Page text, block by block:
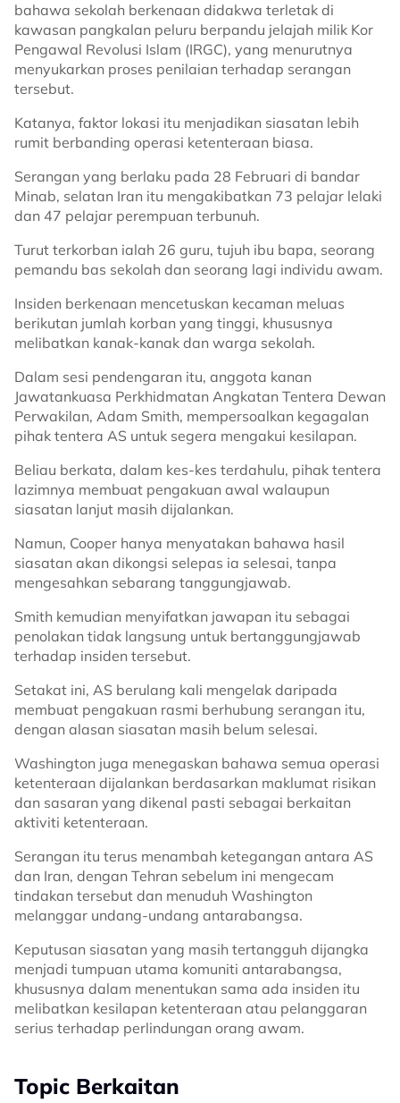
bahawa sekolah berkenaan didakwa terletak di
kawasan pangkalan peluru berpandu jelajah milik Kor
Pengawal Revolusi Islam (IRGC), yang menurutnya
menyukarkan proses penilaian terhadap serangan
tersebut.
Katanya, faktor lokasi itu menjadikan siasatan lebih
rumit berbanding operasi ketenteraan biasa.
Serangan yang berlaku pada 28 Februari di bandar
Minab, selatan Iran itu mengakibatkan 73 pelajar lelaki
dan 47 pelajar perempuan terbunuh.
Turut terkorban ialah 26 guru, tujuh ibu bapa, seorang
pemandu bas sekolah dan seorang lagi individu awam.
Insiden berkenaan mencetuskan kecaman meluas
berikutan jumlah korban yang tinggi, khususnya
melibatkan kanak-kanak dan warga sekolah.
Dalam sesi pendengaran itu, anggota kanan
Jawatankuasa Perkhidmatan Angkatan Tentera Dewan
Perwakilan, Adam Smith, mempersoalkan kegagalan
pihak tentera AS untuk segera mengakui kesilapan.
Beliau berkata, dalam kes-kes terdahulu, pihak tentera
lazimnya membuat pengakuan awal walaupun
siasatan lanjut masih dijalankan.
Namun, Cooper hanya menyatakan bahawa hasil
siasatan akan dikongsi selepas ia selesai, tanpa
mengesahkan sebarang tanggungjawab.
Smith kemudian menyifatkan jawapan itu sebagai
penolakan tidak langsung untuk bertanggungjawab
terhadap insiden tersebut.
Setakat ini, AS berulang kali mengelak daripada
membuat pengakuan rasmi berhubung serangan itu,
dengan alasan siasatan masih belum selesai.
Washington juga menegaskan bahawa semua operasi
ketenteraan dijalankan berdasarkan maklumat risikan
dan sasaran yang dikenal pasti sebagai berkaitan
aktiviti ketenteraan.
Serangan itu terus menambah ketegangan antara AS
dan Iran, dengan Tehran sebelum ini mengecam
tindakan tersebut dan menuduh Washington
melanggar undang-undang antarabangsa.
Keputusan siasatan yang masih tertangguh dijangka
menjadi tumpuan utama komuniti antarabangsa,
khususnya dalam menentukan sama ada insiden itu
melibatkan kesilapan ketenteraan atau pelanggaran
serius terhadap perlindungan orang awam.
Topic Berkaitan